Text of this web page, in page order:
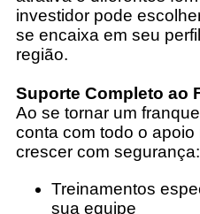
investidor pode
se encaixa em seu
região.
Suporte Completo ao
Ao se tornar um
conta com todo o
crescer com segurança:
Treinamentos
sua equipe